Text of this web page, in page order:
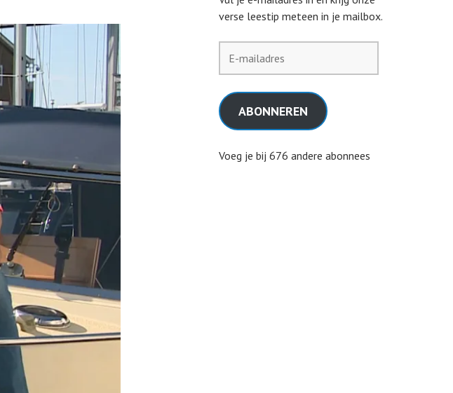
verse leestip meteen in je mailbox.
mailadres
ABONNEREN
Voeg je bij 676 andere abonnees